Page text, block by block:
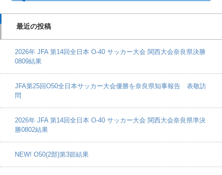
最近の投稿
2026年 JFA 第14回全日本 O-40 サッカー大会 関西大会奈良県決勝
0809結果
JFA第25回O50全日本サッカー大会優勝を奈良県知事報告 表敬訪
問
2026年 JFA 第14回全日本 O-40 サッカー大会 関西大会奈良県準決
勝0802結果
NEW! O50(2部)第3節結果